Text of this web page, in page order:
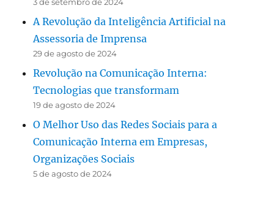
3 de setembro de 2024
A Revolução da Inteligência Artificial na
Assessoria de Imprensa
29 de agosto de 2024
Revolução na Comunicação Interna:
Tecnologias que transformam
19 de agosto de 2024
O Melhor Uso das Redes Sociais para a
Comunicação Interna em Empresas,
Organizações Sociais
5 de agosto de 2024